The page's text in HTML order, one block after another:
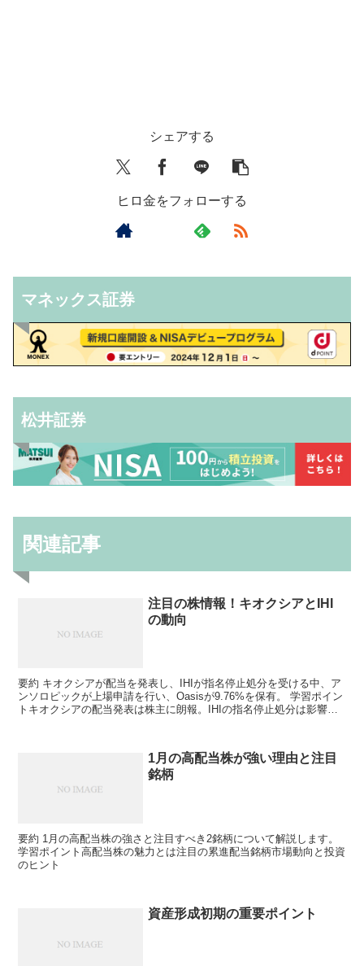
シェアする
ヒロ金をフォローする
マネックス証券
松井証券
関連記事
注目の株情報！キオクシアとIHI
の動向
要約 キオクシアが配当を発表し、IHIが指名停止処分を受ける中、ア
ンソロピックが上場申請を行い、Oasisが9.76%を保有。 学習ポイン
トキオクシアの配当発表は株主に朗報。IHIの指名停止処分は影響を
1月の高配当株が強い理由と注目
銘柄
要約 1月の高配当株の強さと注目すべき2銘柄について解説します。
学習ポイント高配当株の魅力とは注目の累進配当銘柄市場動向と投資
のヒント
資産形成初期の重要ポイント